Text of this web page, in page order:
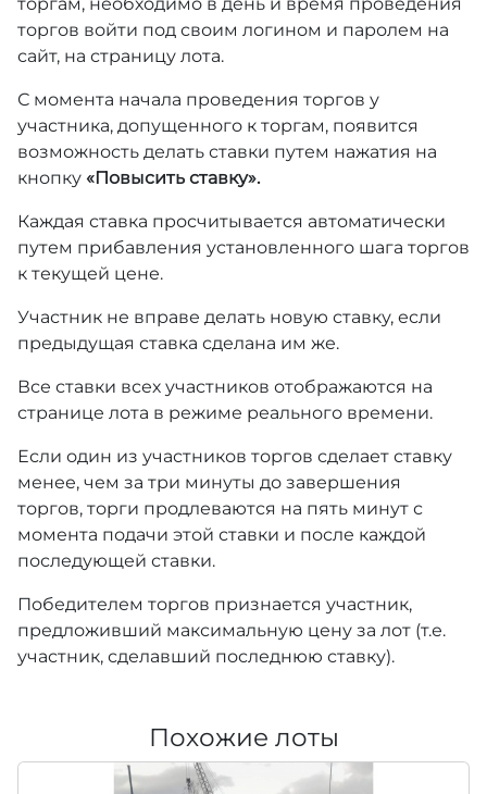
торгов войти под своим логином и паролем на
сайт, на страницу лота.
С момента начала проведения торгов у
участника, допущенного к торгам, появится
возможность делать ставки путем нажатия на
кнопку «Повысить ставку».
Каждая ставка просчитывается автоматически
путем прибавления установленного шага торгов
к текущей цене.
Участник не вправе делать новую ставку, если
предыдущая ставка сделана им же.
Все ставки всех участников отображаются на
странице лота в режиме реального времени.
Если один из участников торгов сделает ставку
менее, чем за три минуты до завершения
торгов, торги продлеваются на пять минут с
момента подачи этой ставки и после каждой
последующей ставки.
Победителем торгов признается участник,
предложивший максимальную цену за лот (т.е.
участник, сделавший последнюю ставку).
Похожие лоты